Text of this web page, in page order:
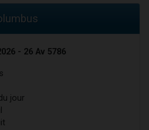
- 26 Av 5786
jour